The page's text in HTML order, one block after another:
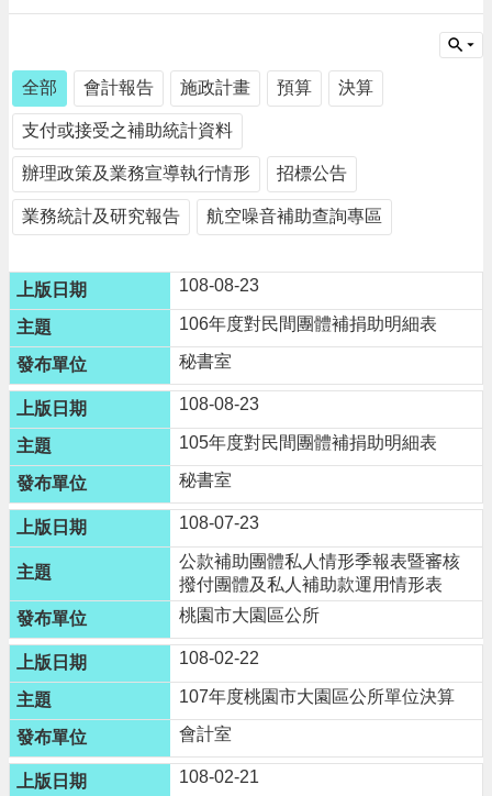
機
場
回
饋
金
醫
療
健
費
線
上
申
請
市
民
卡
進
階
搜
尋
大
園
區
介
全部 會計報告 施政計畫 預算 決算
支付或接受之補助統計資料
辦理政策及業務宣導執行情形 招標公告
業務統計及研究報告 航空噪音補助查詢專區
108-08-23
106年度對民間團體補捐助明細表
秘書室
108-08-23
105年度對民間團體補捐助明細表
秘書室
108-07-23
公款補助團體私人情形季報表暨審核
撥付團體及私人補助款運用情形表
桃園市大園區公所
108-02-22
107年度桃園市大園區公所單位決算
會計室
108-02-21